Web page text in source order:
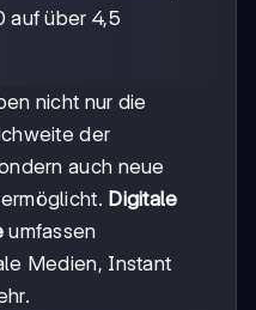
auf über 4,5
nicht nur die
der
auch neue
Digitale
umfassen
Medien, Instant